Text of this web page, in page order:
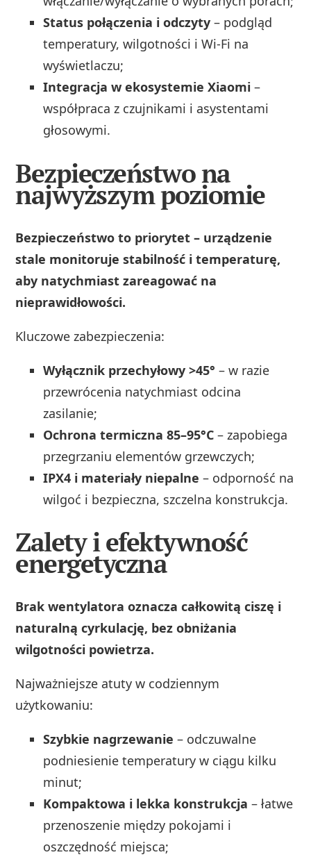
Status połączenia i odczyty – podgląd
temperatury, wilgotności i Wi‑Fi na
wyświetlaczu;
Integracja w ekosystemie Xiaomi –
współpraca z czujnikami i asystentami
głosowymi.
Bezpieczeństwo na
najwyższym poziomie
Bezpieczeństwo to priorytet – urządzenie
stale monitoruje stabilność i temperaturę,
aby natychmiast zareagować na
nieprawidłowości.
Kluczowe zabezpieczenia:
Wyłącznik przechyłowy >45° – w razie
przewrócenia natychmiast odcina
zasilanie;
Ochrona termiczna 85–95°C – zapobiega
przegrzaniu elementów grzewczych;
IPX4 i materiały niepalne – odporność na
wilgoć i bezpieczna, szczelna konstrukcja.
Zalety i efektywność
energetyczna
Brak wentylatora oznacza całkowitą ciszę i
naturalną cyrkulację, bez obniżania
wilgotności powietrza.
Najważniejsze atuty w codziennym
użytkowaniu:
Szybkie nagrzewanie – odczuwalne
podniesienie temperatury w ciągu kilku
minut;
Kompaktowa i lekka konstrukcja – łatwe
przenoszenie między pokojami i
oszczędność miejsca;